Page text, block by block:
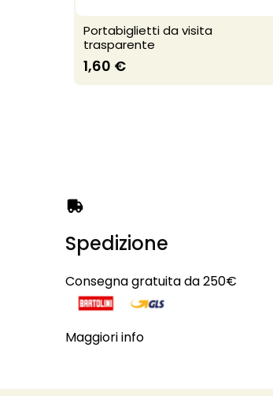
Portabiglietti da visita
trasparente
1,60 €
Spedizione
Consegna gratuita da 250€
Maggiori info